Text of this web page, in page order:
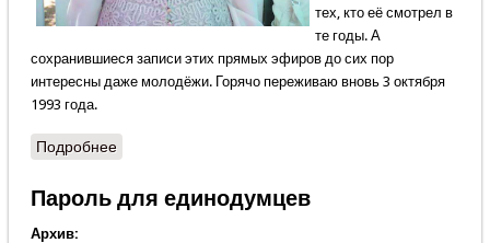
тех, кто её смотрел в
те годы. А
сохранившиеся записи этих прямых эфиров до сих пор
интересны даже молодёжи. Горячо переживаю вновь 3 октября
1993 года.
Подробнеео Яко мы сродники
Пароль для единодумцев
Архив: